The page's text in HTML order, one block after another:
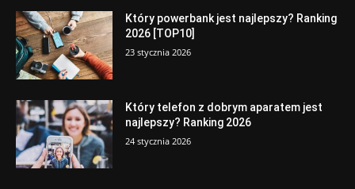
Który powerbank jest najlepszy? Ranking
2026 [TOP10]
23 stycznia 2026
Który telefon z dobrym aparatem jest
najlepszy? Ranking 2026
24 stycznia 2026